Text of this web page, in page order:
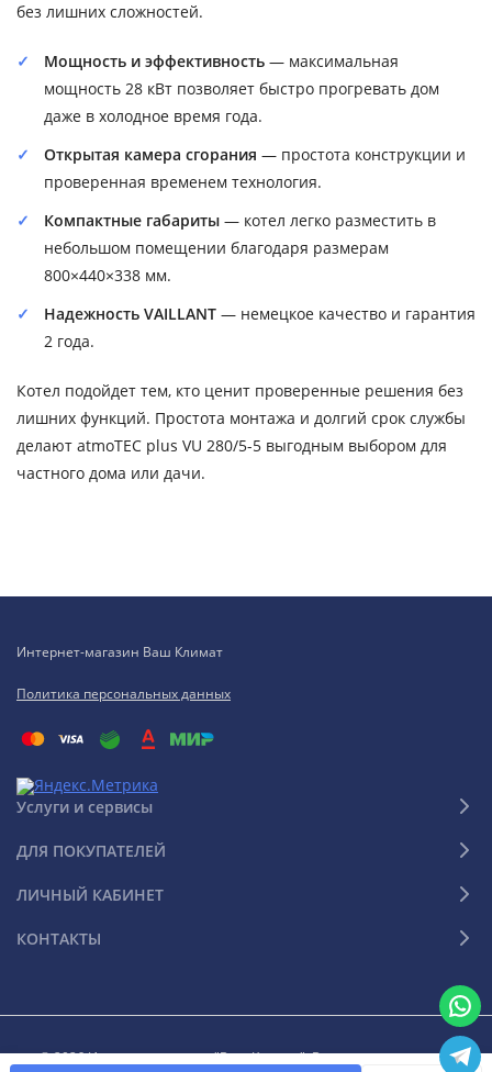
без лишних сложностей.
Мощность и эффективность — максимальная
мощность 28 кВт позволяет быстро прогревать дом
даже в холодное время года.
Открытая камера сгорания — простота конструкции и
проверенная временем технология.
Компактные габариты — котел легко разместить в
небольшом помещении благодаря размерам
800×440×338 мм.
Надежность VAILLANT — немецкое качество и гарантия
2 года.
Котел подойдет тем, кто ценит проверенные решения без
лишних функций. Простота монтажа и долгий срок службы
делают atmoTEC plus VU 280/5-5 выгодным выбором для
частного дома или дачи.
Интернет-магазин Ваш Климат
Политика персональных данных
Услуги и сервисы
ДЛЯ ПОКУПАТЕЛЕЙ
ЛИЧНЫЙ КАБИНЕТ
КОНТАКТЫ
© 2026 Интернет-магазин "Ваш Климат". Все права защищены